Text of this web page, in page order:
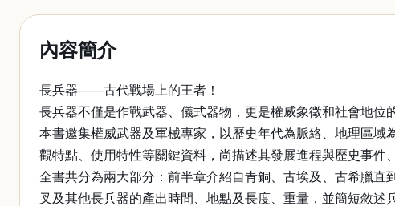
內容簡介
長兵器——古代戰場上的王者！
長兵器不僅是作戰武器、儀式器物，更是權威象徵和社會地位
本書邀集權威武器及軍械專家，以歷史年代為脈絡、地理區
觀特點、使用特性等關鍵資料，尚描述其發展進程與歷史事件
全書共分為兩大部分：前半章介紹自青銅、古埃及、古希臘直
叉及其他長兵器的產出時間、地點及長度、重量，並簡短敘